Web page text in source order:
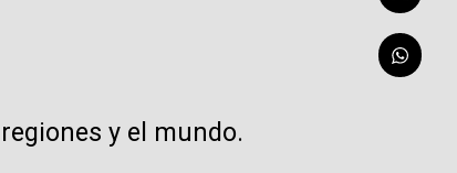
y el mundo.